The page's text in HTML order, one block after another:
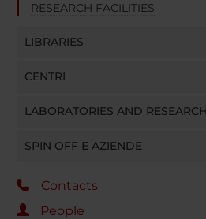
RESEARCH FACILITIES
LIBRARIES
CENTRI
LABORATORIES AND
SPIN OFF E AZIENDE
Contacts
People